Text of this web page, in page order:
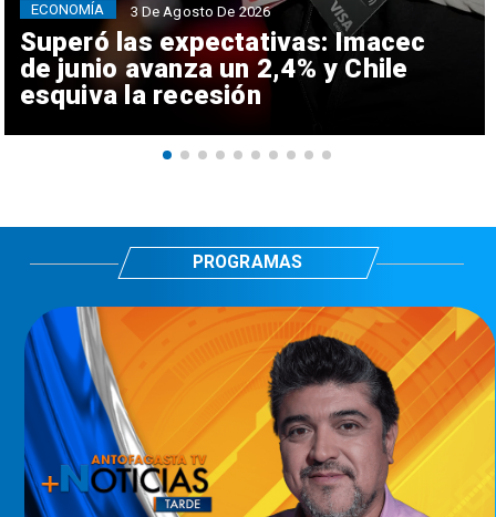
Superó las expectativas: Imacec
de junio avanza un 2,4% y Chile
esquiva la recesión
ECONOMÍA 3 De Agosto De 2026
PROGRAMAS